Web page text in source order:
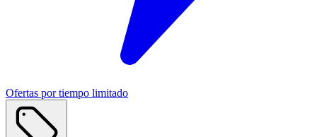
Ofertas por tiempo limitado